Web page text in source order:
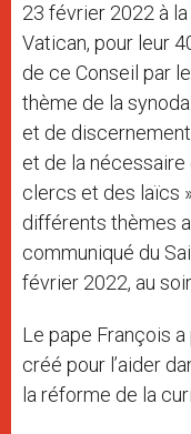
23 février 2022 à
Vatican, pour leur
de ce Conseil par
thème de la
et de
et de la nécessaire
clercs et des laïcs
différents thèmes
communiqué du
février 2022, au soir.
Le pape François
créé pour l’aider
la réforme de la